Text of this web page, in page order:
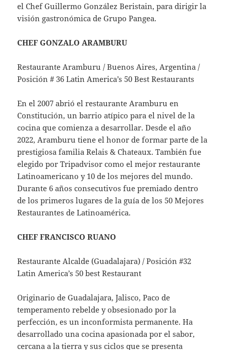
el Chef Guillermo González Beristain, para dirigir la
visión gastronómica de Grupo Pangea.
CHEF GONZALO ARAMBURU
Restaurante Aramburu / Buenos Aires, Argentina /
Posición # 36 Latin America’s 50 Best Restaurants
En el 2007 abrió el restaurante Aramburu en
Constitución, un barrio atípico para el nivel de la
cocina que comienza a desarrollar. Desde el año
2022, Aramburu tiene el honor de formar parte de la
prestigiosa familia Relais & Chateaux. También fue
elegido por Tripadvisor como el mejor restaurante
Latinoamericano y 10 de los mejores del mundo.
Durante 6 años consecutivos fue premiado dentro
de los primeros lugares de la guía de los 50 Mejores
Restaurantes de Latinoamérica.
CHEF FRANCISCO RUANO
Restaurante Alcalde (Guadalajara) / Posición #32
Latin America’s 50 best Restaurant
Originario de Guadalajara, Jalisco, Paco de
temperamento rebelde y obsesionado por la
perfección, es un inconformista permanente. Ha
desarrollado una cocina apasionada por el sabor,
cercana a la tierra y sus ciclos que se presenta